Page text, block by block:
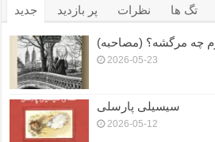
جدید پر بازدید نظرات تگ ها
چه مرگشه؟ (مصاحبه)
2026-05-23
سیسیلی پارسلی
2026-05-12